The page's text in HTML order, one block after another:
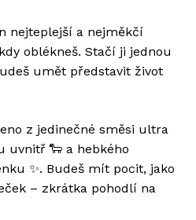
nejteplejší a nejměkčí
oblékneš. Stačí ji jednou
umět představit život
z jedinečné směsi ultra
uvnitř 🐑 a hebkého
✨. Budeš mít pocit, jako
– zkrátka pohodlí na